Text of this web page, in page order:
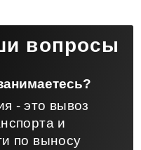
вопросы
- это вывоз
и
по выносу